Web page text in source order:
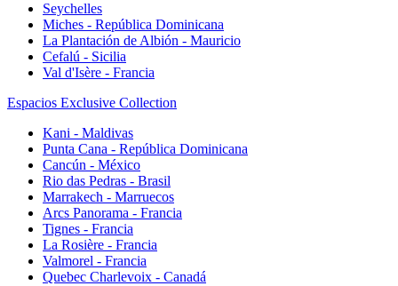
Seychelles
Miches - República Dominicana
La Plantación de Albión - Mauricio
Cefalú - Sicilia
Val d'Isère - Francia
Espacios Exclusive Collection
Kani - Maldivas
Punta Cana - República Dominicana
Cancún - México
Rio das Pedras - Brasil
Marrakech - Marruecos
Arcs Panorama - Francia
Tignes - Francia
La Rosière - Francia
Valmorel - Francia
Quebec Charlevoix - Canadá